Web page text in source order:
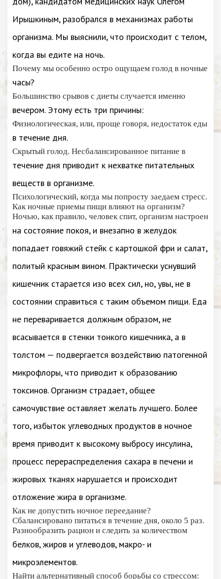
Ирышкиным, разобрался в механизмах работы
организма. Мы выяснили, что происходит с телом,
когда вы едите на ночь.
Почему мы особенно остро ощущаем голод в ночные
часы?
Большинство срывов с диеты случается именно
вечером. Этому есть три причины:
Физиологическая, или, проще говоря, недостаток еды
в течение дня.
Скрытый голод. Несбалансированное питание в
течение дня приводит к нехватке питательных
веществ в организме.
Психологический, когда мы попросту заедаем стресс.
Как ночные приемы пищи влияют на организм?
Ночью, как правило, человек спит, организм настроен
на состояние покоя, и внезапно в желудок
попадает говяжий стейк с картошкой фри и салат,
политый красным вином. Практически уснувший
кишечник старается изо всех сил, но, увы, не в
состоянии справиться с таким объемом пищи. Еда
не переваривается должным образом, не
всасывается в стенки тонкого кишечника, а в
толстом — подвергается воздействию патогенной
микрофлоры, что приводит к образованию
токсинов. Организм страдает, общее
самочувствие оставляет желать лучшего. Более
того, избыток углеводных продуктов в ночное
время приводит к высокому выбросу инсулина,
процесс перераспределения сахара в печени и
жировых тканях нарушается и происходит
отложение жира в организме.
Как не допустить ночное переедание?
Сбалансировано питаться в течение дня, около 5 раз.
Разнообразить рацион и следить за количеством
белков, жиров и углеводов, макро- и
микроэлементов.
Найти альтернативный способ борьбы со стрессом: